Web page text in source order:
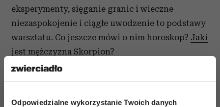
Odpowiedzialne wykorzystanie Twoich danych
eksperymenty, sięganie granic i wieczne
niezaspokojenie i ciągłe uwodzenie to podstawy
warsztatu. Co jeszcze mówi o nim horoskop? Jaki
jest mężczyzna Skorpion?
Strzelec 23.11 – 21.12
Strzelec jest bardziej zainteresowany podbojami